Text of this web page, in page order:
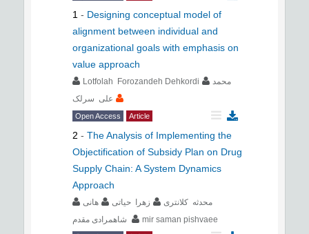
1 - Designing conceptual model of
alignment between individual and
organizational goals with emphasis on
value approach
Lotfolah Forozandeh Dehkordi
محمد
علی سرلک
Open Access Article
2 - The Analysis of Implementing the
Objectification of Subsidy Plan on Drug
Supply Chain: A System Dynamics
Approach
محدثه کلانتری زهرا حیاتی
هانی
شاهمرادی مقدم
mir saman pishvaee